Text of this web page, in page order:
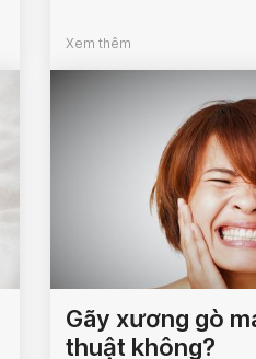
Xem thêm
Gãy xương gò
thuật không?